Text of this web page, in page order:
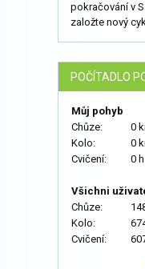
pokračování v
založte nový
POČÍTADLO
Můj pohyb
Chůze:
0
Kolo:
0
Cvičení:
0
Všichni
Chůze:
Kolo:
Cvičení: